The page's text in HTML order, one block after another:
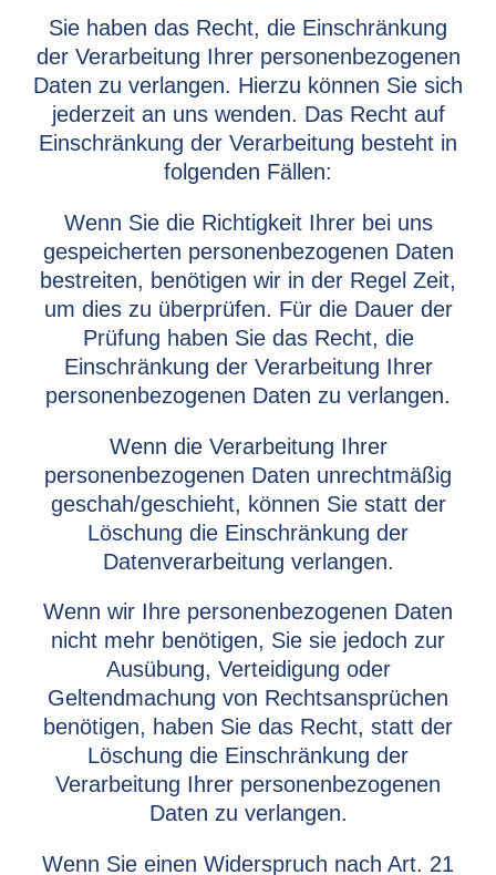
Sie haben das Recht, die Einschränkung
der Verarbeitung Ihrer personenbezogenen
Daten zu verlangen. Hierzu können Sie sich
jederzeit an uns wenden. Das Recht auf
Einschränkung der Verarbeitung besteht in
folgenden Fällen:
Wenn Sie die Richtigkeit Ihrer bei uns
gespeicherten personenbezogenen Daten
bestreiten, benötigen wir in der Regel Zeit,
um dies zu überprüfen. Für die Dauer der
Prüfung haben Sie das Recht, die
Einschränkung der Verarbeitung Ihrer
personenbezogenen Daten zu verlangen.
Wenn die Verarbeitung Ihrer
personenbezogenen Daten unrechtmäßig
geschah/geschieht, können Sie statt der
Löschung die Einschränkung der
Datenverarbeitung verlangen.
Wenn wir Ihre personenbezogenen Daten
nicht mehr benötigen, Sie sie jedoch zur
Ausübung, Verteidigung oder
Geltendmachung von Rechtsansprüchen
benötigen, haben Sie das Recht, statt der
Löschung die Einschränkung der
Verarbeitung Ihrer personenbezogenen
Daten zu verlangen.
Wenn Sie einen Widerspruch nach Art. 21